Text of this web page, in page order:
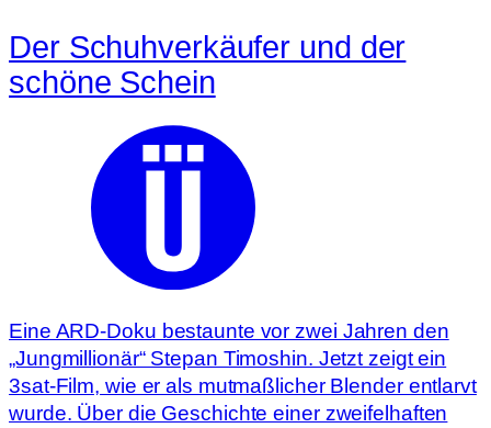
Der Schuhverkäufer und der
schöne Schein
Eine ARD-Doku bestaunte vor zwei Jahren den
„Jungmillionär“ Stepan Timoshin. Jetzt zeigt ein
3sat-Film, wie er als mutmaßlicher Blender entlarvt
wurde. Über die Geschichte einer zweifelhaften